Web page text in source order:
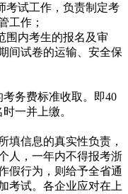
试工作，负责制定考
工作；
内考生的报名及审
间试卷的运输、安全保
务费标准收取。即40
一并上缴。
信息的真实性负责，
人，一年内不得报考浙
假行为，则给予全省通
考试。各企业应对在上